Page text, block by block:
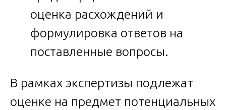
оценка расхождений и
формулировка ответов на
поставленные вопросы.
В рамках экспертизы подлежат
оценке на предмет потенциальных